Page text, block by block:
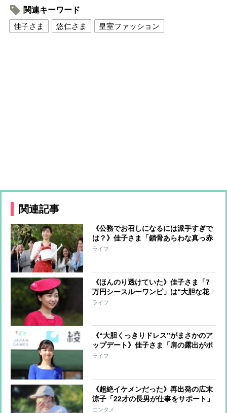
関連キーワード
佳子さま
悠仁さま 皇室ファッション
関連記事
《公務でお召しになるには派手すぎで
は？》佳子さま「鎖骨あらわな真っ赤
なワンピース」でコンサートへ「体の
ライフ
《ほんのり透けていた》佳子さま「7
万円シースルーワンピ」は“大胆な花
柄”で「自由にエモーショナルに」が
ライフ
《“大胆くっきりドレス”がまさかのア
ップデート》佳子さま「肩の露出がポ
イント」ワンピースに加えられてい
ライフ
《超絶イケメンだった》再出発の広末
涼子「22才の長男が仕事をサポート」
美人インフルエンサーと真剣交際中の
エンタメ